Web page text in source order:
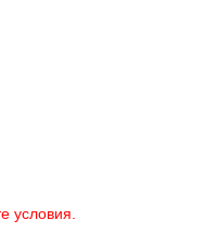
условия.